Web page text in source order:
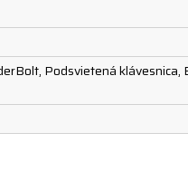
Podsvietená